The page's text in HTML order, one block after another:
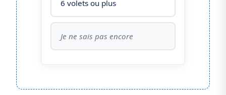
6 volets ou plus
Je ne sais pas encore